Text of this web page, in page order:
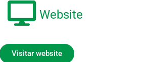
Website
Visitar website